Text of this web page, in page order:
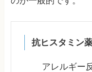
抗ヒスタミン
アレルギー